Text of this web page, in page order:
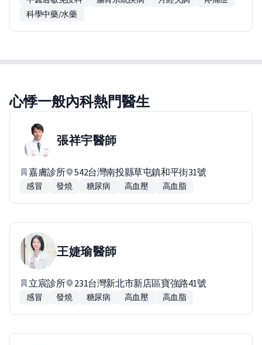
科學中藥/水藥
心悸一般內科熱門醫生
張祥宇醫師
嘉膚診所 542台灣南投縣草屯鎮和平街31號
感冒 發燒 糖尿病 高血壓 高血脂
王婕瑜醫師
立宸診所 231台灣新北市新店區寶強路41號
感冒 發燒 糖尿病 高血壓 高血脂